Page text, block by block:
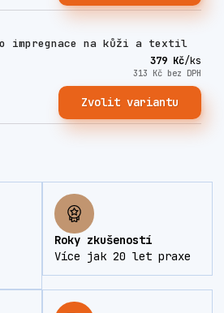
impregnace na kůži a textil
379 Kč/ks
313 Kč bez DPH
Zvolit variantu
Roky zkušeností
Více jak 20 let praxe